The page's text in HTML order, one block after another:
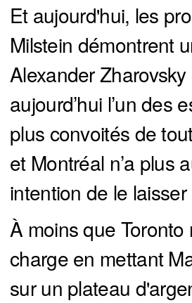
Et aujourd'hui, les
Milstein démontrent
Alexander Zharovsky
aujourd’hui l’un des
plus convoités de
et Montréal n’a plus
intention de le laisser
À moins que
charge en mettant
sur un plateau